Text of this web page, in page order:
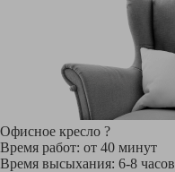
Офисное кресло ?
Время работ: от 40 минут
Время высыхания: 6-8 часов